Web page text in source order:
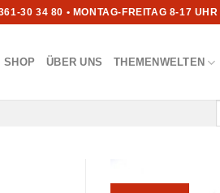
30 34 80 • MONTAG-FREITAG 8-17 UHR
SHOP ÜBER UNS THEMENWELTEN